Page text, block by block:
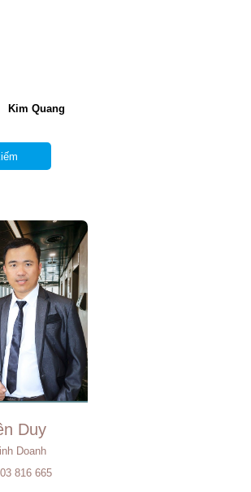
Duy
Doanh
816 665
Kim Quang